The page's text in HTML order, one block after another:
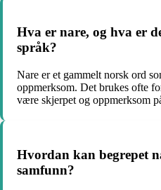
Hva er nare, og hva er
språk?
Nare er et gammelt norsk ord
oppmerksom. Det brukes ofte
være skjerpet og oppmerksom
Hvordan kan begrepet
samfunn?